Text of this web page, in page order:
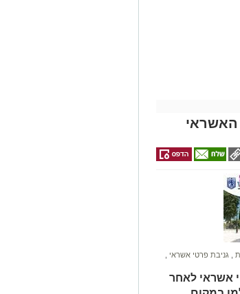
קשה ברח'
אך מסיבה
פעולות
חרף מאמצי
האשראי
גניבת פרטי אשראי
אשראי לאחר